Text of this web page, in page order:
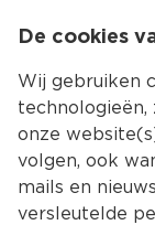
De cookies
Wij gebruiken
technologieën,
onze
volgen, ook
mails en
versleutelde